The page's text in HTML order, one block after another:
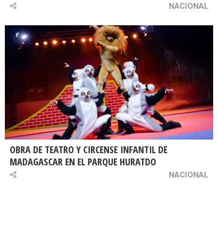
NACIONAL
OBRA DE TEATRO Y CIRCENSE INFANTIL DE
MADAGASCAR EN EL PARQUE HURATDO
NACIONAL